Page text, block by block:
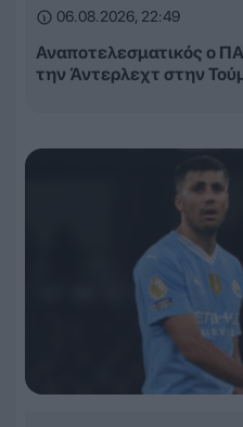
06.08.2026, 22:49
Αναποτελεσματικός ο
την Άντερλεχτ στην